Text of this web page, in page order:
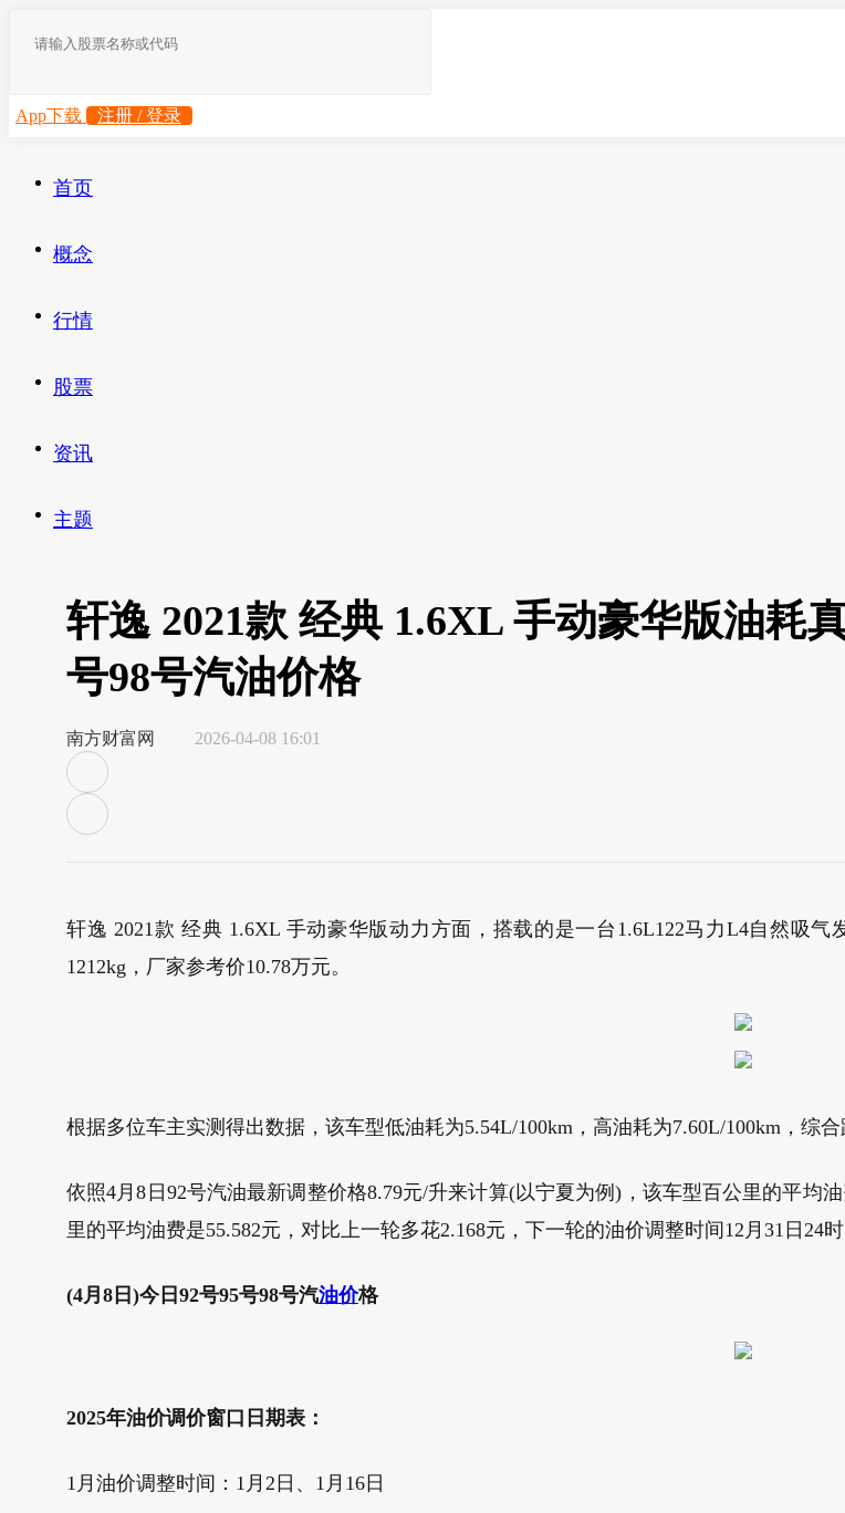
App下载 注册 / 登录
首页
概念
行情
股票
资讯
主题
轩逸 2021款 经典 1.6XL 手动豪华版油耗
号98号汽油价格
南方财富网 2026-04-08 16:01
轩逸 2021款 经典 1.6XL 手动豪华版动力方面，搭载的是一台1.6L122马力L4自然吸
1212kg，厂家参考价10.78万元。
根据多位车主实测得出数据，该车型低油耗为5.54L/100km，高油耗为7.60L/100km，综
依照4月8日92号汽油最新调整价格8.79元/升来计算(以宁夏为例)，该车型百公里的平均
里的平均油费是55.582元，对比上一轮多花2.168元，下一轮的油价调整时间12月31日24时
(4月8日)今日92号95号98号汽油价格
2025年油价调价窗口日期表：
1月油价调整时间：1月2日、1月16日